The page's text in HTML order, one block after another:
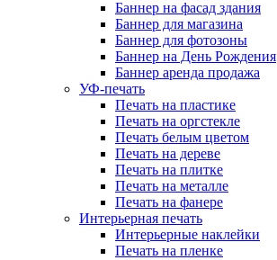
Баннер на фасад здания
Баннер для магазина
Баннер для фотозоны
Баннер на День Рождения
Баннер аренда продажа
УФ-печать
Печать на пластике
Печать на оргстекле
Печать белым цветом
Печать на дереве
Печать на плитке
Печать на металле
Печать на фанере
Интерьерная печать
Интерьерные наклейки
Печать на пленке